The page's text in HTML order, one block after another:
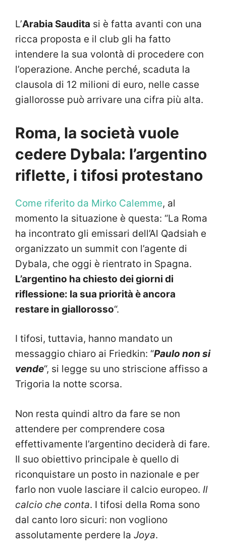
L’Arabia Saudita si è fatta avanti con una
ricca proposta e il club gli ha fatto
intendere la sua volontà di procedere con
l’operazione. Anche perché, scaduta la
clausola di 12 milioni di euro, nelle casse
giallorosse può arrivare una cifra più alta.
Roma, la società vuole
cedere Dybala: l’argentino
riflette, i tifosi protestano
Come riferito da Mirko Calemme, al
momento la situazione è questa: “La Roma
ha incontrato gli emissari dell’Al Qadsiah e
organizzato un summit con l’agente di
Dybala, che oggi è rientrato in Spagna.
L’argentino ha chiesto dei giorni di
riflessione: la sua priorità è ancora
restare in giallorosso“.
I tifosi, tuttavia, hanno mandato un
messaggio chiaro ai Friedkin: “Paulo non si
vende“, si legge su uno striscione affisso a
Trigoria la notte scorsa.
Non resta quindi altro da fare se non
attendere per comprendere cosa
effettivamente l’argentino deciderà di fare.
Il suo obiettivo principale è quello di
riconquistare un posto in nazionale e per
farlo non vuole lasciare il calcio europeo. Il
calcio che conta. I tifosi della Roma sono
dal canto loro sicuri: non vogliono
assolutamente perdere la Joya.